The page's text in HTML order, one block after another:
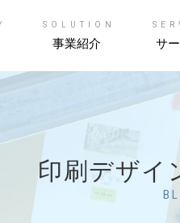
SOLUTION
事業紹介 サ
印刷デザイ